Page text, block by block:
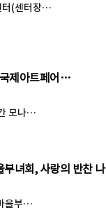
터(센터장…
제아트페어…
모나…
녀회, 사랑의 반찬 나
을부…